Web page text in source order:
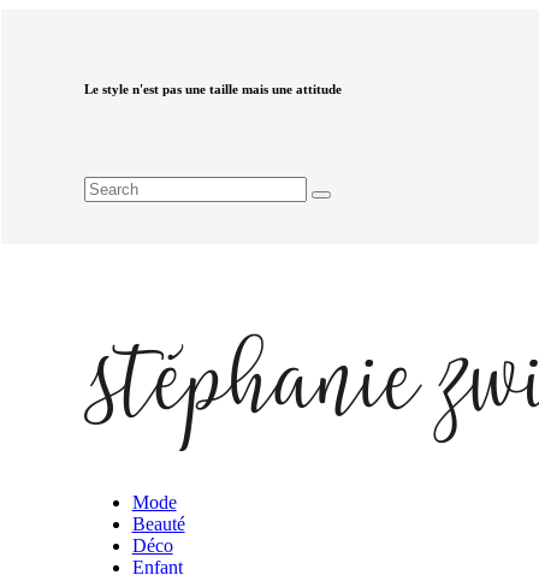
Le style n'est pas une taille mais une attitude
Mode
Beauté
Déco
Enfant